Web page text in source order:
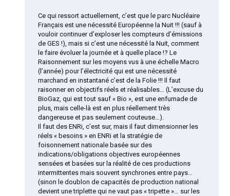
Ce qui ressort actuellement, c’est que le parc Nucléaire
Français est une nécessité Européenne la Nuit !!! (sauf à
vouloir continuer d’exploser les compteurs d’émissions
de GES !), mais si c’est une nécessité la Nuit, comment
le faire évoluer la journée et à quelle place !? Le
Raisonnement sur les moyens vus à une échelle Macro
(l’année) pour l’électricité qui est une nécessité
marchand en instantané c’est de la Folie !!! Il faut
raisonner en objectifs réels et réalisables… (L’excuse du
BioGaz, qui est tout sauf « Bio », est une enfumade de
plus, mais celle-là est en plus réellement très
dangereuse et pas seulement couteuse…).
Il faut des ENRi, c’est sur, mais il faut dimensionner les
réels « besoins » en ENRi et la stratégie de
foisonnement nationale basée sur des
indications/obligations objectives européennes
sensées et basées sur la réalité de ces productions
intermittentes mais souvent synchrones entre pays…
(sinon le doublon de capacités de production national
devient une triplette qui ne vaut pas « tripette »… sur les